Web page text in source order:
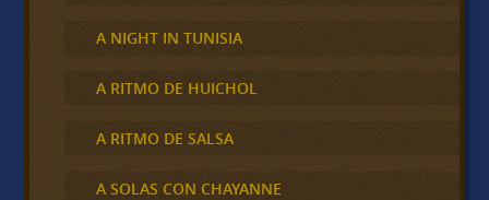
A NIGHT IN TUNISIA
A RITMO DE HUICHOL
A RITMO DE SALSA
A SOLAS CON CHAYANNE